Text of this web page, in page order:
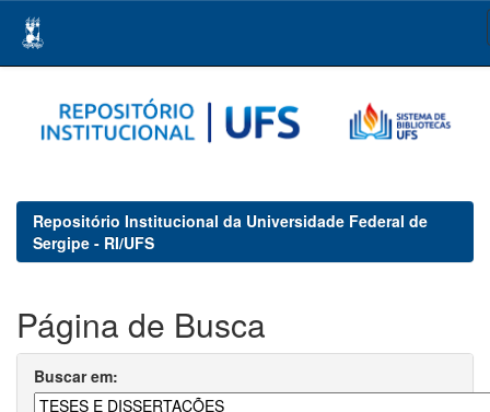
navigation
Repositório Institucional da Universidade Federal de
Sergipe - RI/UFS
Página de Busca
Buscar em: